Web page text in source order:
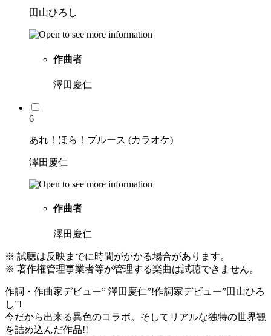
田山ひろし
作曲者
澤田慶仁
6
あれ！ほら！ブルース (カラオケ)
澤田慶仁
作曲者
澤田慶仁
※ 試聴は反映までに時間がかかる場合があります。
※ 著作権管理事業者等が管理する楽曲は試聴できません。
作詞・作曲家デビュー” 澤田慶仁”!作詞家デビュー”田山ひろ
し”!
今だから出来る異色のコラボ。そしてリアルな独特の世界観
を詰め込んだ作品!!